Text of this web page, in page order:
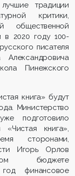
традиции
критики,
общественной
в 2020 году 100-
писателя
Пинежского
книга» будут
Министерство
подготовило
книга»,
сторонами,
Игорь Орлов
бюджете
финансовое